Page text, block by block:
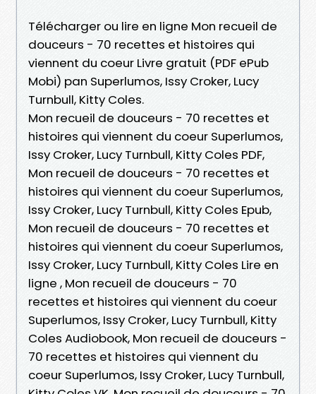
Télécharger ou lire en ligne Mon recueil de
douceurs - 70 recettes et histoires qui
viennent du coeur Livre gratuit (PDF ePub
Mobi) pan Superlumos, Issy Croker, Lucy
Turnbull, Kitty Coles.
Mon recueil de douceurs - 70 recettes et
histoires qui viennent du coeur Superlumos,
Issy Croker, Lucy Turnbull, Kitty Coles PDF,
Mon recueil de douceurs - 70 recettes et
histoires qui viennent du coeur Superlumos,
Issy Croker, Lucy Turnbull, Kitty Coles Epub,
Mon recueil de douceurs - 70 recettes et
histoires qui viennent du coeur Superlumos,
Issy Croker, Lucy Turnbull, Kitty Coles Lire en
ligne , Mon recueil de douceurs - 70
recettes et histoires qui viennent du coeur
Superlumos, Issy Croker, Lucy Turnbull, Kitty
Coles Audiobook, Mon recueil de douceurs -
70 recettes et histoires qui viennent du
coeur Superlumos, Issy Croker, Lucy Turnbull,